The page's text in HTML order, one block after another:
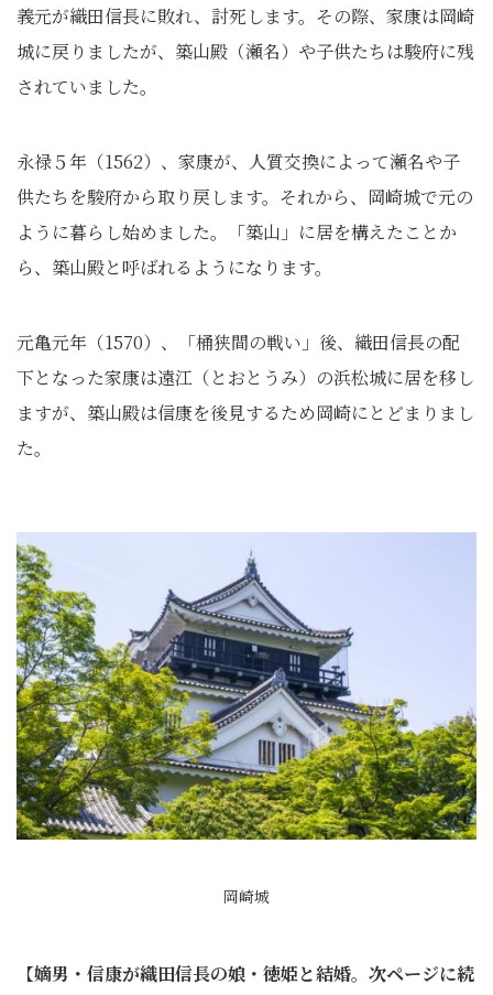
義元が織田信長に敗れ、討死します。その際、家康は岡崎
城に戻りましたが、築山殿（瀬名）や子供たちは駿府に残
されていました。
永禄５年（1562）、家康が、人質交換によって瀬名や子
供たちを駿府から取り戻します。それから、岡崎城で元の
ように暮らし始めました。「築山」に居を構えたことか
ら、築山殿と呼ばれるようになります。
元亀元年（1570）、「桶狭間の戦い」後、織田信長の配
下となった家康は遠江（とおとうみ）の浜松城に居を移し
ますが、築山殿は信康を後見するため岡崎にとどまりまし
た。
岡崎城
【嫡男・信康が織田信長の娘・徳姫と結婚。次ページに続